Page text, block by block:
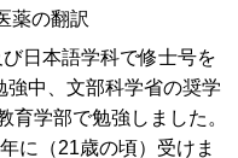
薬の翻訳
日本語学科で修士号を
中、文部科学省の奨学
育学部で勉強しました。
に（21歳の頃）受けま